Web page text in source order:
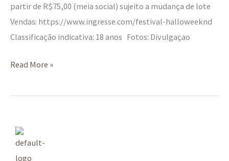
partir de R$75,00 (meia social) sujeito a mudança de lote
Vendas: https://www.ingresse.com/festival-halloweeknd
Classificação indicativa: 18 anos Fotos: Divulgaçao
Read More »